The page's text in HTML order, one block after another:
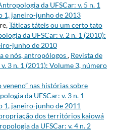
da UFSCar: v. 5 n. 1
1, janeiro-junho de 2013
Táticas táteis ou um certo tato
da UFSCar: v. 2 n. 1 (2010):
junho de 2010
e nós, antropólogos, Revista de
3 n. 1 (2011): Volume 3, número
veneno” nas histórias sobre
da UFSCar: v. 3 n. 1
1, janeiro-junho de 2011
dos territórios kaiowá
da UFSCar: v. 4 n. 2